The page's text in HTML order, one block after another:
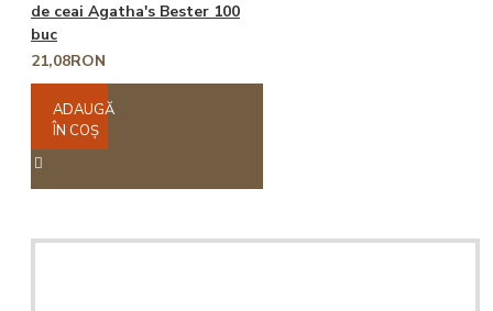
de ceai Agatha's Bester 100
buc
21,08RON
ADAUGĂ
ÎN COŞ